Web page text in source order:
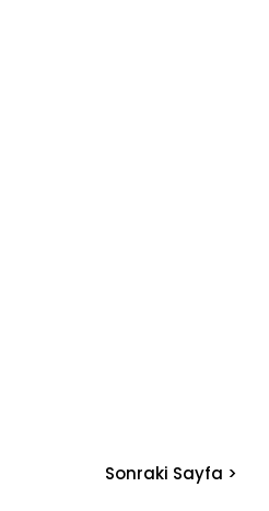
Sonraki Sayfa >